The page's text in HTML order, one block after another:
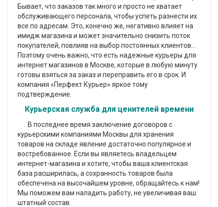
Бывает, что заказов так много и просто не хватает
обслуживающего персонала, чтобы успеть разнести их
все по адресам. Это, конечно же, негативно влияет на
имидж магазина и может значительно снизить поток
покупателей, повлияв на выбор постоянных клиентов...
Поэтому очень важно, что есть надежные курьеры для
интернет магазинов в Москве, которые в любую минуту
готовы взяться за заказ и переправить его в срок. И
компания «Перфект Курьер» яркое тому
подтверждение.
Курьерская служба для ценителей времени
В последнее время заключение договоров с
курьерскими компаниями Москвы для хранения
товаров на складе явление достаточно популярное и
востребованное. Если вы являетесь владельцем
интернет-магазина и хотите, чтобы ваша клиентская
база расширилась, а сохранность товаров была
обеспечена на высочайшем уровне, обращайтесь к нам!
Мы поможем вам наладить работу, не увеличивая ваш
штатный состав.